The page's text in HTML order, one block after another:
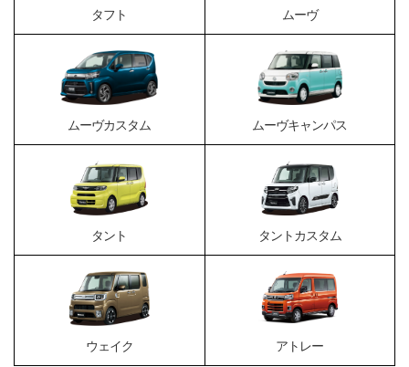
タフト ムーヴ
ムーヴカスタム ムーヴキャンパス
タント タントカスタム
ウェイク アトレー